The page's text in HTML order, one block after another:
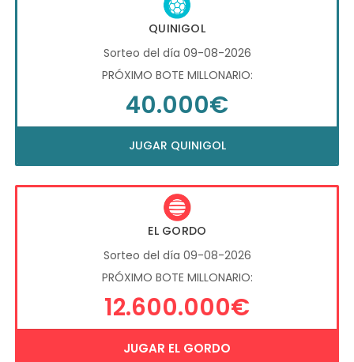
QUINIGOL
Sorteo del día 09-08-2026
PRÓXIMO BOTE MILLONARIO:
40.000€
JUGAR QUINIGOL
EL GORDO
Sorteo del día 09-08-2026
PRÓXIMO BOTE MILLONARIO:
12.600.000€
JUGAR EL GORDO